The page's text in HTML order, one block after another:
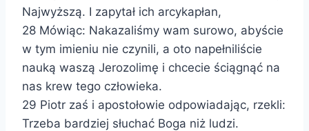
Najwyższą. I zapytał ich arcykapłan,
28 Mówiąc: Nakazaliśmy wam surowo, abyście
w tym imieniu nie czynili, a oto napełniliście
nauką waszą Jerozolimę i chcecie ściągnąć na
nas krew tego człowieka.
29 Piotr zaś i apostołowie odpowiadając, rzekli:
Trzeba bardziej słuchać Boga niż ludzi.